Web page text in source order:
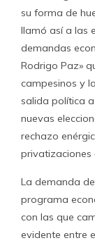
su forma de
llamó así a las
demandas
Rodrigo Paz»
campesinos y
salida política
nuevas
rechazo
privatizaciones
La demanda
programa
con las que
evidente entre